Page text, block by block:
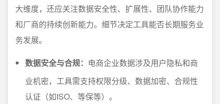
大维度，还应关注数据安全性、扩展性、团队协作能力
和厂商的持续创新能力。细节决定工具能否长期服务业
务发展。
数据安全与合规： 电商企业数据涉及用户隐私和商
业机密，工具需支持权限分级、数据加密、合规性
认证（如ISO、等保等）。